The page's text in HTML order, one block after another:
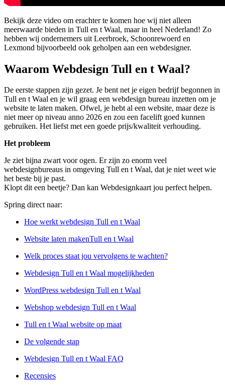
Bekijk deze video om erachter te komen hoe wij niet alleen
meerwaarde bieden in Tull en t Waal, maar in heel Nederland! Zo
hebben wij ondernemers uit Leerbroek, Schoonrewoerd en
Lexmond bijvoorbeeld ook geholpen aan een webdesigner.
Waarom Webdesign Tull en t Waal?
De eerste stappen zijn gezet. Je bent net je eigen bedrijf begonnen in
Tull en t Waal en je wil graag een webdesign bureau inzetten om je
website te laten maken. Ofwel, je hebt al een website, maar deze is
niet meer op niveau anno 2026 en zou een facelift goed kunnen
gebruiken. Het liefst met een goede prijs/kwaliteit verhouding.
Het probleem
Je ziet bijna zwart voor ogen. Er zijn zo enorm veel
webdesignbureaus in omgeving Tull en t Waal, dat je niet weet wie
het beste bij je past.
Klopt dit een beetje? Dan kan Webdesignkaart jou perfect helpen.
Spring direct naar:
Hoe werkt webdesign Tull en t Waal
Website laten makenTull en t Waal
Welk proces staat jou vervolgens te wachten?
Webdesign Tull en t Waal mogelijkheden
WordPress webdesign Tull en t Waal
Webshop webdesign Tull en t Waal
Tull en t Waal website op maat
De volgende stap
Webdesign Tull en t Waal FAQ
Recensies